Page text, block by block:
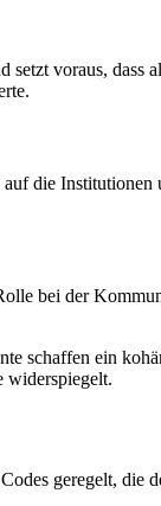
voraus, dass
die Institutionen
bei der
schaffen ein
widerspiegelt.
geregelt, die